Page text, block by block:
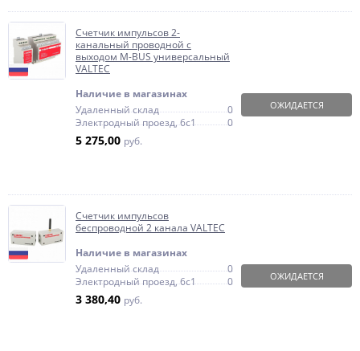
Счетчик импульсов 2-
канальный проводной c
выходом M-BUS универсальный
VALTEC
Наличие в магазинах
Удаленный склад
0
Электродный проезд, 6с1
0
5 275,00 руб.
ОЖИДАЕТСЯ
Счетчик импульсов
беспроводной 2 канала VALTEC
Наличие в магазинах
Удаленный склад
0
Электродный проезд, 6с1
0
3 380,40 руб.
ОЖИДАЕТСЯ